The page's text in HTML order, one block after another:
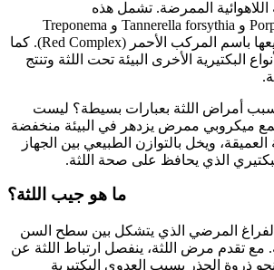
اللاهوائية الممرضة. تشمل هذه
Porphyromonas gingivalis و Tannerella forsythia و Treponema
denticola، وتعرف جميعها باسم المركب الأحمر (Red Complex). كما
البكتيرية الأخرى البيئة تحت اللثة وتنتج
تسبب أمراض اللثة بعبارات بسيطة؟ ليست
ميكروبي ممرض يزدهر في البيئة منخفضة
ويخل بالتوازن الطبيعي بين الجهاز
الذي يحافظ على صحة اللثة.
ما هو جيب اللثة؟
المرضي الذي يتشكل بين سطح السن
مع تقدم مرض اللثة، ينفصل ارتباط اللثة عن
ذروة الجذر بسبب العدوى البكتيرية